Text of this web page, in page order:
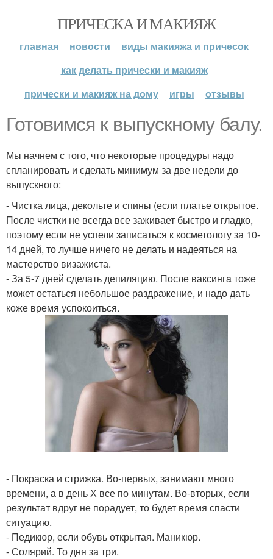
ПРИЧЕСКА И МАКИЯЖ
главная новости
виды макияжа и причесок
как делать прически и макияж
прически и макияж на дому
игры отзывы
Готовимся к выпускному балу.
Мы начнем с того, что некоторые процедуры надо
спланировать и сделать минимум за две недели до
выпускного:
- Чистка лица, декольте и спины (если платье открытое.
После чистки не всегда все заживает быстро и гладко,
поэтому если не успели записаться к косметологу за 10-
14 дней, то лучше ничего не делать и надеяться на
мастерство визажиста.
- За 5-7 дней сделать депиляцию. После ваксингa тоже
может остаться небольшое раздражение, и надо дать
коже время успокоиться.
- Покраска и стрижка. Во-первых, занимают много
времени, а в день Х все по минутам. Во-вторых, если
результат вдруг не порадует, то будет время спасти
ситуацию.
- Педикюр, если обувь открытая. Маникюр.
- Солярий. То дня за три.